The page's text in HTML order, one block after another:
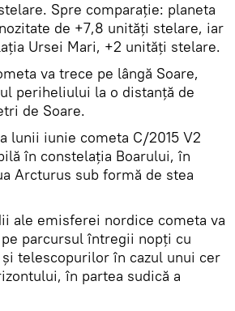
Spre comparație: planeta
de +7,8 unități stelare, iar
Ursei Mari, +2 unități stelare.
va trece pe lângă Soare,
periheliului la o distanță de
de Soare.
lunii iunie cometa C/2015 V2
în constelația Boarului, în
Arcturus sub formă de stea
ale emisferei nordice cometa va
parcursul întregii nopți cu
telescopurilor în cazul unui cer
în partea sudică a